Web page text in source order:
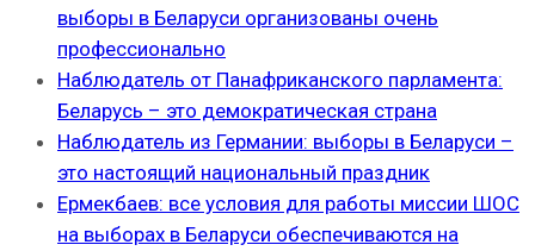
выборы в Беларуси организованы очень
профессионально
Наблюдатель от Панафриканского парламента:
Беларусь – это демократическая страна
Наблюдатель из Германии: выборы в Беларуси –
это настоящий национальный праздник
Ермекбаев: все условия для работы миссии ШОС
на выборах в Беларуси обеспечиваются на